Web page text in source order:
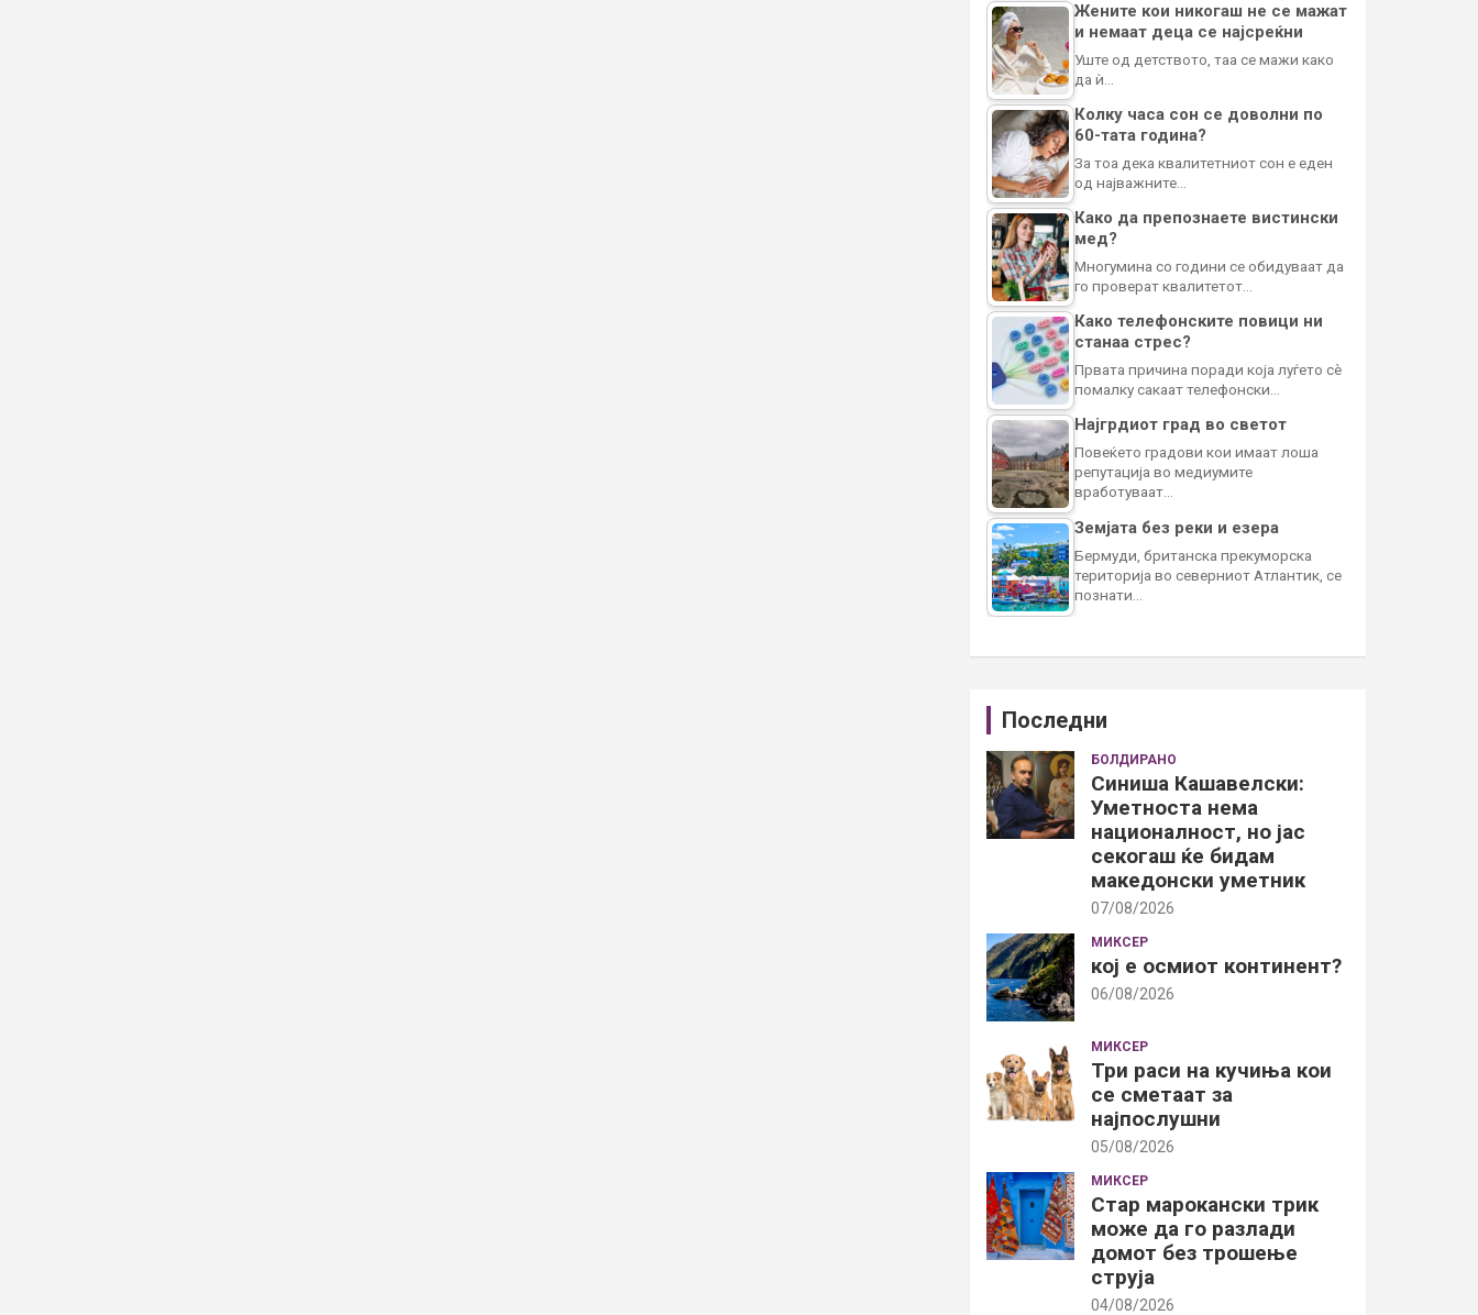
Жените кои никогаш не се мажат
и немаат деца се најсреќни
Уште од детството, таа се мажи како
да ѝ…
Колку часа сон се доволни по
60-тата година?
За тоа дека квалитетниот сон е еден
од најважните…
Како да препознаете вистински
мед?
Многумина со години се обидуваат да
го проверат квалитетот…
Како телефонските повици ни
станаа стрес?
Првата причина поради која луѓето сè
помалку сакаат телефонски…
Најгрдиот град во светот
Повеќето градови кои имаат лоша
репутација во медиумите
вработуваат…
Земјата без реки и езера
Бермуди, британска прекуморска
територија во северниот Атлантик, се
познати…
Последни
БОЛДИРАНО
Синиша Кашавелски:
Уметноста нема
националност, но јас
секогаш ќе бидам
македонски уметник
07/08/2026
МИКСЕР
кој е осмиот континент?
06/08/2026
МИКСЕР
Три раси на кучиња кои
се сметаат за
најпослушни
05/08/2026
МИКСЕР
Стар марокански трик
може да го разлади
домот без трошење
струја
04/08/2026